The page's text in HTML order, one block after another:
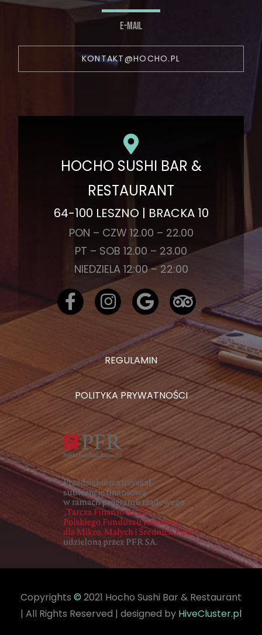
E-MAIL
KONTAKT@HOCHO.PL
HOCHO SUSHI BAR &
RESTAURANT
64-100 LESZNO | BRACKA 10
PON – CZW 12.00 – 22.00
PT – SOB 12.00 – 23.00
NIEDZIELA 12:00 – 22:00
REGULAMIN
POLITYKA PRYWATNOŚCI
Copyrights © 2021 Hocho Sushi Bar & Restaurant
| All Rights Reserved | designed by HiveCluster.pl